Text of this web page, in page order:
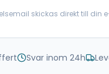
skickas direkt till din
Svar inom 24h